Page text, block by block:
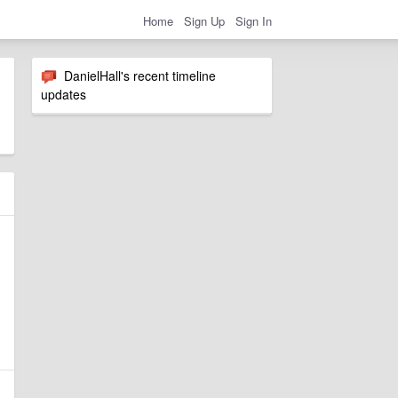
Home Sign Up Sign In
DanielHall's recent timeline
updates